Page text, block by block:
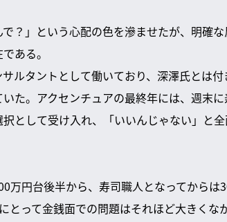
？」という心配の色を滲ませたが、明確
ある。
ルタントとして働いており、深澤氏とは
た。アクセンチュアの最終年には、週末
として受け入れ、「いいんじゃない」と全
万円台後半から、寿司職人となってからは
って金銭面での問題はそれほど大きくな